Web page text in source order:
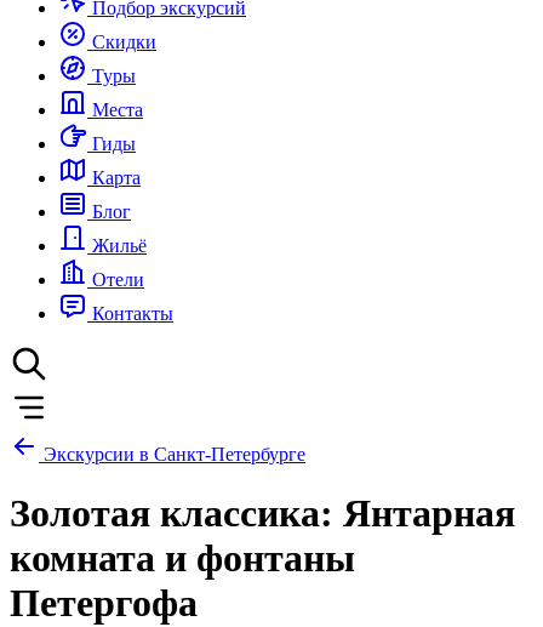
Подбор экскурсий
Скидки
Туры
Места
Гиды
Карта
Блог
Жильё
Отели
Контакты
Экскурсии в Санкт-Петербурге
Золотая классика: Янтарная
комната и фонтаны
Петергофа